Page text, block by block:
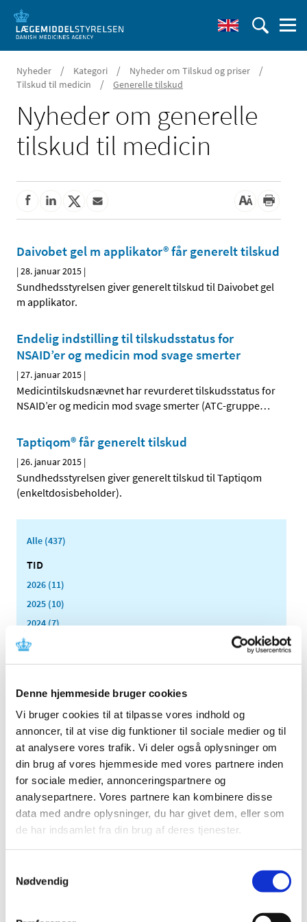
Denne hjemmeside bruger cookies
Vi bruger cookies til at tilpasse vores indhold og
annoncer, til at vise dig funktioner til sociale medier og til
at analysere vores trafik. Vi deler også oplysninger om
din brug af vores hjemmeside med vores partnere inden
for sociale medier, annonceringspartnere og
analysepartnere. Vores partnere kan kombinere disse
data med andre oplysninger, du har givet dem, eller som
de har indsamlet fra din brug af deres tjenester.
Nødvendig
Nyheder / Kategori / Nyheder om Tilskud og priser /
Tilskud til medicin / Generelle tilskud
Nyheder om generelle
tilskud til medicin
Daivobet gel m applikator® får generelt tilskud
|28. januar 2015 |
Sundhedsstyrelsen giver generelt tilskud til Daivobet gel
m applikator.
Endelig indstilling til tilskudsstatus for
NSAID’er og medicin mod svage smerter
|27. januar 2015 |
Medicintilskudsnævnet har revurderet tilskudsstatus for
NSAID’er og medicin mod svage smerter (ATC-gruppe…
Taptiqom® får generelt tilskud
|26. januar 2015 |
Sundhedsstyrelsen giver generelt tilskud til Taptiqom
(enkeltdosisbeholder).
Alle (437)
TID
2026 (11)
2025 (10)
2024 (7)
2023 (8)
2022 (4)
2020 (7)
2019 (39)
2018 (40)
2017 (31)
2016 (42)
2015 (30)
december (2)
november (4)
oktober (2)
august (1)